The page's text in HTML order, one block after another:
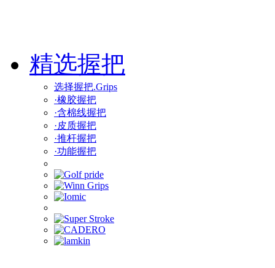
精选握把
选择握把.Grips
·橡胶握把
·含棉线握把
·皮质握把
·推杆握把
·功能握把